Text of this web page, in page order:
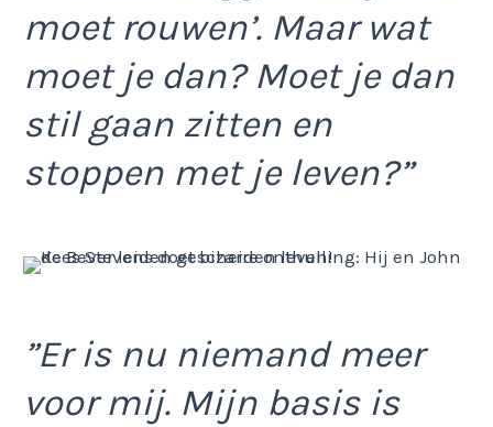
moet rouwen’. Maar wat
moet je dan? Moet je dan
stil gaan zitten en
stoppen met je leven?”
”Er is nu niemand meer
voor mij. Mijn basis is